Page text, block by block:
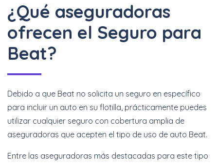
¿Qué aseguradoras
ofrecen el Seguro para
Beat?
Debido a que Beat no solicita un seguro en específico
para incluir un auto en su flotilla, prácticamente puedes
utilizar cualquier seguro con cobertura amplia de
aseguradoras que acepten el tipo de uso de auto Beat.
Entre las aseguradoras más destacadas para este tipo